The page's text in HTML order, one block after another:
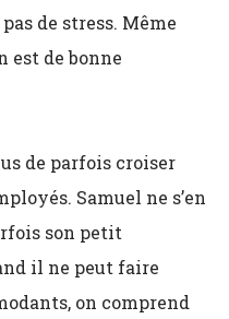
de stress. Même
est de bonne
de parfois croiser
Samuel ne s’en
son petit
il ne peut faire
on comprend